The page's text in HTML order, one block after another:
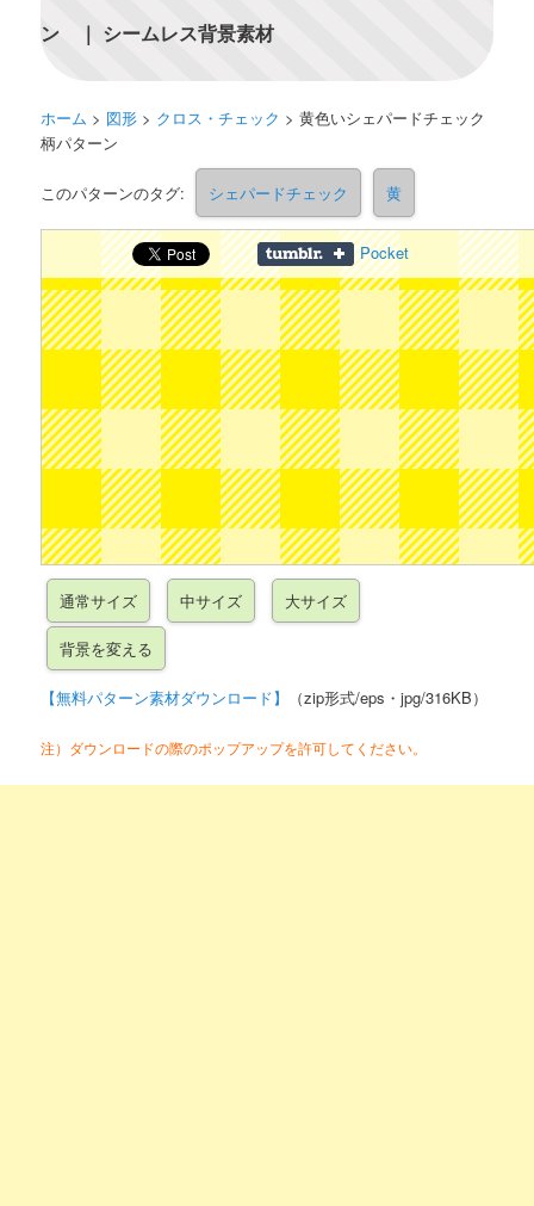
ン ｜ シームレス背景素材
ホーム > 図形 > クロス・チェック >黄色いシェパードチェック
柄パターン
このパターンのタグ: シェパードチェック 黄
Pocket
【無料パターン素材ダウンロード】 （zip形式/eps・jpg/316KB）
注）ダウンロードの際のポップアップを許可してください。